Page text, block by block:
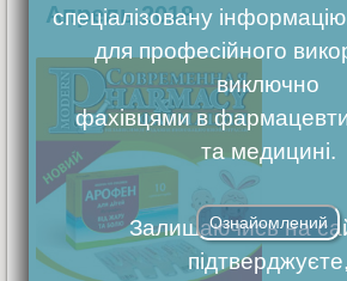
Апрель 2018
спеціалізовану
для професійного
виключно
фахівцями в
та медицині.
Залишаючись на
підтверджуєте,
Ознайомлений